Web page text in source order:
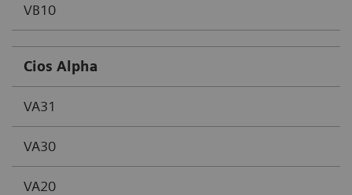
VB10
Cios Alpha
VA31
VA30
VA20